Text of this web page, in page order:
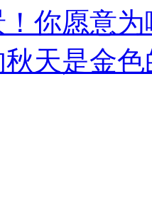
你愿意
天是金色